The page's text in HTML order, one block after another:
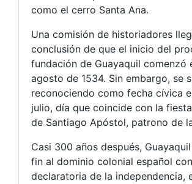
como el cerro Santa Ana.
Una comisión de historiadores
conclusión de que el inicio del
fundación de Guayaquil comenzó
agosto de 1534. Sin embargo, se
reconociendo como fecha cívica
julio, día que coincide con la
de Santiago Apóstol, patrono de
Casi 300 años después,
fin al dominio colonial español
declaratoria de la independencia,